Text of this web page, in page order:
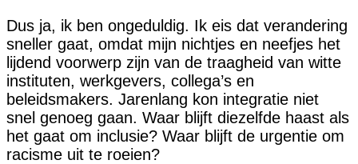
Dus ja, ik ben ongeduldig. Ik eis dat verandering
sneller gaat, omdat mijn nichtjes en neefjes het
lijdend voorwerp zijn van de traagheid van witte
instituten, werkgevers, collega’s en
beleidsmakers. Jarenlang kon integratie niet
snel genoeg gaan. Waar blijft diezelfde haast als
het gaat om inclusie? Waar blijft de urgentie om
racisme uit te roeien?